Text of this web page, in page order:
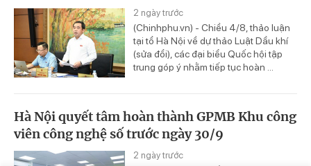
2 ngày trước
(Chinhphu.vn) - Chiều 4/8, thảo luận
tại tổ Hà Nội về dự thảo Luật Dầu khí
(sửa đổi), các đại biểu Quốc hội tập
trung góp ý nhằm tiếp tục hoàn ...
Hà Nội quyết tâm hoàn thành GPMB Khu công
viên công nghệ số trước ngày 30/9
2 ngày trước